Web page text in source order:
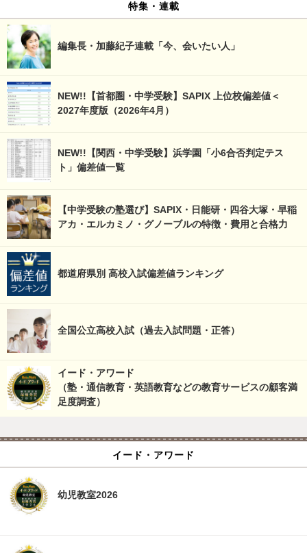
特集・連載
編集長・加藤紀子連載「今、会いたい人」
NEW!!【首都圏・中学受験】SAPIX 上位校偏差値＜
2027年度版（2026年4月）
NEW!!【関西・中学受験】浜学園「小6合否判定テス
ト」偏差値一覧
【中学受験の塾選び】SAPIX・日能研・四谷大塚・早稲
アカ・エルカミノ・グノーブルの特徴・費用と合格力
都道府県別 高校入試偏差値ランキング
全国公立高校入試（過去入試問題・正答）
イード・アワード
（塾・通信教育・英語教育などの教育サービスの顧客満
足度調査）
イード・アワード
幼児教室2026